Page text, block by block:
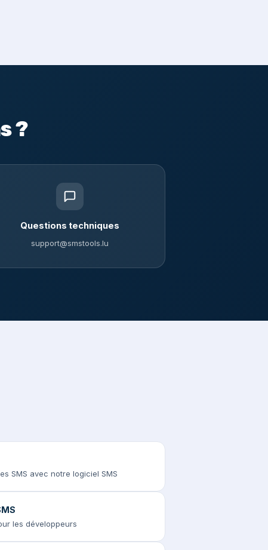
?
Questions techniques
support@smstools.lu
SMS avec notre logiciel SMS
les développeurs